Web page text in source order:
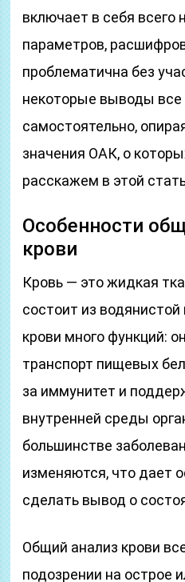
включает в себя всего
параметров,
проблематична без
некоторые выводы
самостоятельно,
значения ОАК, о
расскажем в этой
Особенности
крови
Кровь — это жидкая
состоит из
крови много функций:
транспорт пищевых
за иммунитет и
внутренней среды
большинстве
изменяются, что дает
сделать вывод о
Общий анализ крови
подозрении на острое